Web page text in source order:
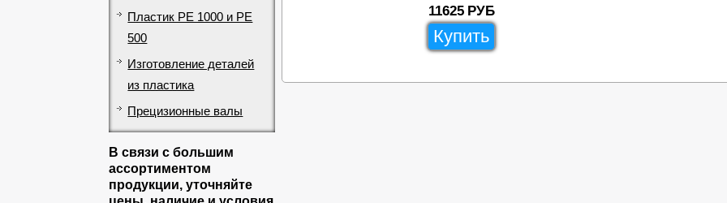
Пластик PE 1000 и PE
500
Изготовление деталей
из пластика
Прецизионные валы
В связи с большим
ассортиментом
продукции, уточняйте
11625 РУБ
Купить